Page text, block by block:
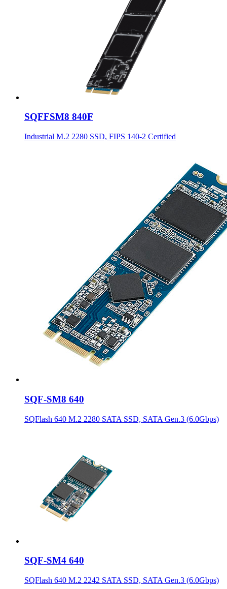
SQFFSM8 840F
Industrial M.2 2280 SSD, FIPS 140-2 Certified
SQF-SM8 640
SQFlash 640 M.2 2280 SATA SSD, SATA Gen.3 (6.0Gbps)
SQF-SM4 640
SQFlash 640 M.2 2242 SATA SSD, SATA Gen.3 (6.0Gbps)